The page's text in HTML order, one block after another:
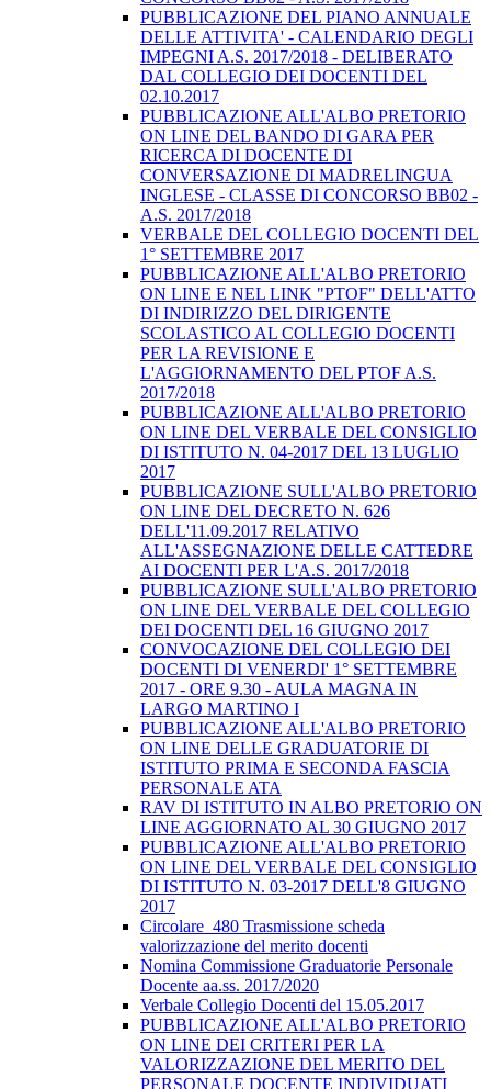
PUBBLICAZIONE DEL PIANO ANNUALE
DELLE ATTIVITA' - CALENDARIO DEGLI
IMPEGNI A.S. 2017/2018 - DELIBERATO
DAL COLLEGIO DEI DOCENTI DEL
02.10.2017
PUBBLICAZIONE ALL'ALBO PRETORIO
ON LINE DEL BANDO DI GARA PER
RICERCA DI DOCENTE DI
CONVERSAZIONE DI MADRELINGUA
INGLESE - CLASSE DI CONCORSO BB02 -
A.S. 2017/2018
VERBALE DEL COLLEGIO DOCENTI DEL
1° SETTEMBRE 2017
PUBBLICAZIONE ALL'ALBO PRETORIO
ON LINE E NEL LINK "PTOF" DELL'ATTO
DI INDIRIZZO DEL DIRIGENTE
SCOLASTICO AL COLLEGIO DOCENTI
PER LA REVISIONE E
L'AGGIORNAMENTO DEL PTOF A.S.
2017/2018
PUBBLICAZIONE ALL'ALBO PRETORIO
ON LINE DEL VERBALE DEL CONSIGLIO
DI ISTITUTO N. 04-2017 DEL 13 LUGLIO
2017
PUBBLICAZIONE SULL'ALBO PRETORIO
ON LINE DEL DECRETO N. 626
DELL'11.09.2017 RELATIVO
ALL'ASSEGNAZIONE DELLE CATTEDRE
AI DOCENTI PER L'A.S. 2017/2018
PUBBLICAZIONE SULL'ALBO PRETORIO
ON LINE DEL VERBALE DEL COLLEGIO
DEI DOCENTI DEL 16 GIUGNO 2017
CONVOCAZIONE DEL COLLEGIO DEI
DOCENTI DI VENERDI' 1° SETTEMBRE
2017 - ORE 9.30 - AULA MAGNA IN
LARGO MARTINO I
PUBBLICAZIONE ALL'ALBO PRETORIO
ON LINE DELLE GRADUATORIE DI
ISTITUTO PRIMA E SECONDA FASCIA
PERSONALE ATA
RAV DI ISTITUTO IN ALBO PRETORIO ON
LINE AGGIORNATO AL 30 GIUGNO 2017
PUBBLICAZIONE ALL'ALBO PRETORIO
ON LINE DEL VERBALE DEL CONSIGLIO
DI ISTITUTO N. 03-2017 DELL'8 GIUGNO
2017
Circolare_480 Trasmissione scheda
valorizzazione del merito docenti
Nomina Commissione Graduatorie Personale
Docente aa.ss. 2017/2020
Verbale Collegio Docenti del 15.05.2017
PUBBLICAZIONE ALL'ALBO PRETORIO
ON LINE DEI CRITERI PER LA
VALORIZZAZIONE DEL MERITO DEL
PERSONALE DOCENTE INDIVIDUATI